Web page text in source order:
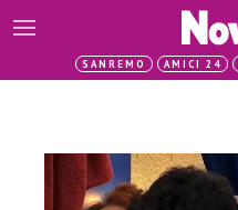
SANREMO AMICI 24